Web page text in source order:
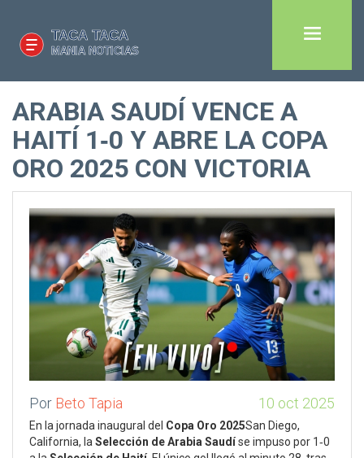
ARABIA SAUDÍ VENCE A
HAITÍ 1‑0 Y ABRE LA COPA
ORO 2025 CON VICTORIA
Por Beto Tapia 10 oct 2025
En la jornada inaugural del Copa Oro 2025San Diego,
California, la Selección de Arabia Saudíse impuso por 1‑0